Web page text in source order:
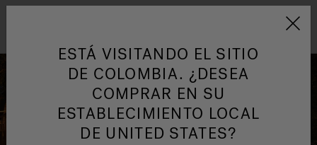
Jacuzzi&reg; Latin
Responsabilidad Social
HIDROMASAJE
ESTÁ VISITANDO EL SITIO
DE COLOMBIA. ¿DESEA
COMPRAR EN SU
ESTABLECIMIENTO LOCAL
DE UNITED STATES?